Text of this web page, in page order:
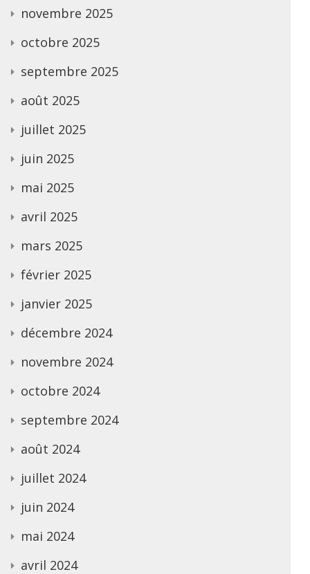
novembre 2025
octobre 2025
septembre 2025
août 2025
juillet 2025
juin 2025
mai 2025
avril 2025
mars 2025
février 2025
janvier 2025
décembre 2024
novembre 2024
octobre 2024
septembre 2024
août 2024
juillet 2024
juin 2024
mai 2024
avril 2024